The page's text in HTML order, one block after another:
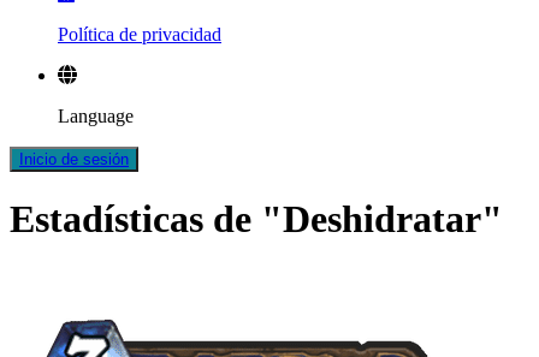
Política de privacidad
Language
Inicio de sesión
Estadísticas de "Deshidratar"